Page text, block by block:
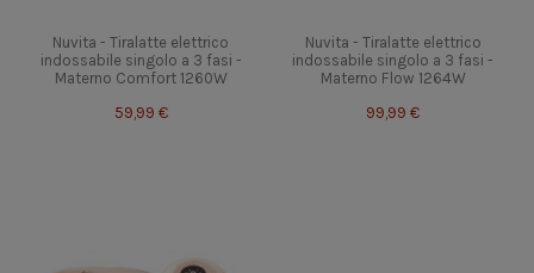
Nuvita - Tiralatte elettrico
indossabile singolo a 3 fasi -
Materno Comfort 1260W
59,99 €
Nuvita - Tiralatte elettrico
indossabile singolo a 3 fasi -
Materno Flow 1264W
99,99 €